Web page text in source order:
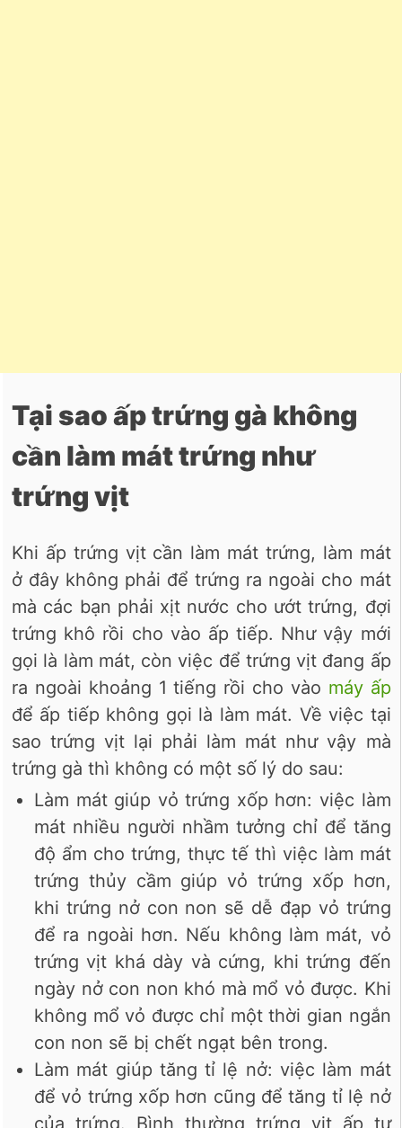
Tại sao ấp trứng gà không
cần làm mát trứng như
trứng vịt
Khi ấp trứng vịt cần làm mát trứng, làm mát
ở đây không phải để trứng ra ngoài cho mát
mà các bạn phải xịt nước cho ướt trứng, đợi
trứng khô rồi cho vào ấp tiếp. Như vậy mới
gọi là làm mát, còn việc để trứng vịt đang ấp
ra ngoài khoảng 1 tiếng rồi cho vào máy ấp
để ấp tiếp không gọi là làm mát. Về việc tại
sao trứng vịt lại phải làm mát như vậy mà
trứng gà thì không có một số lý do sau:
Làm mát giúp vỏ trứng xốp hơn: việc làm
mát nhiều người nhầm tưởng chỉ để tăng
độ ẩm cho trứng, thực tế thì việc làm mát
trứng thủy cầm giúp vỏ trứng xốp hơn,
khi trứng nở con non sẽ dễ đạp vỏ trứng
để ra ngoài hơn. Nếu không làm mát, vỏ
trứng vịt khá dày và cứng, khi trứng đến
ngày nở con non khó mà mổ vỏ được. Khi
không mổ vỏ được chỉ một thời gian ngắn
con non sẽ bị chết ngạt bên trong.
Làm mát giúp tăng tỉ lệ nở: việc làm mát
để vỏ trứng xốp hơn cũng để tăng tỉ lệ nở
của trứng. Bình thường trứng vịt ấp tự